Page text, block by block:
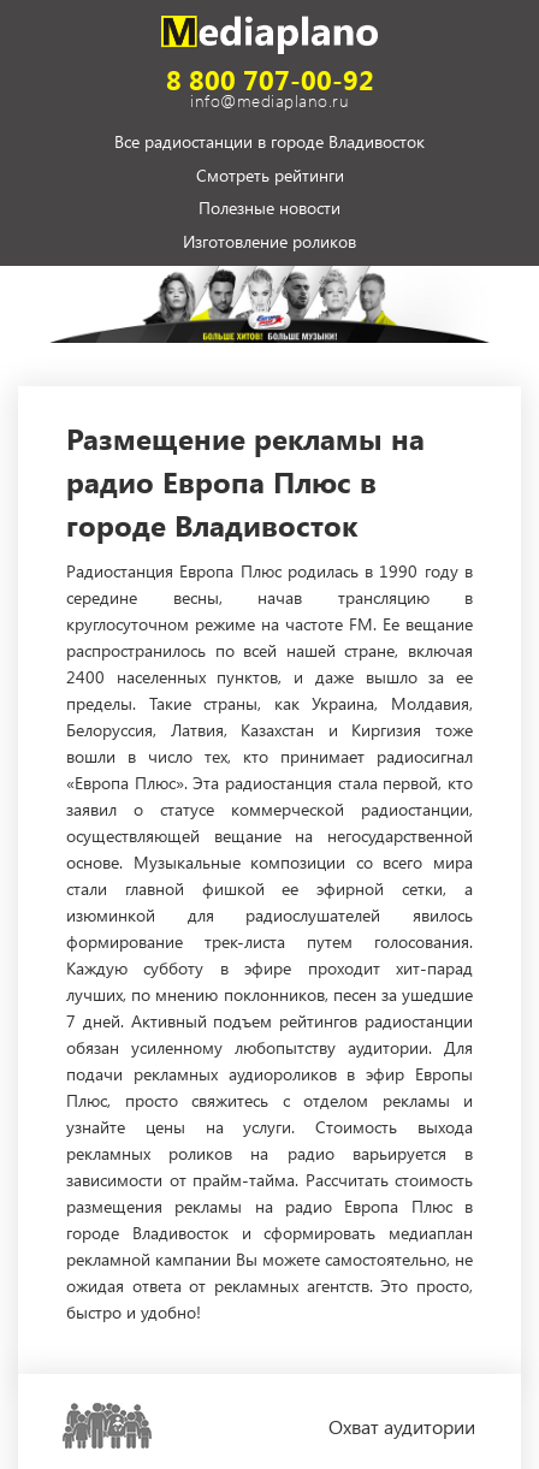
8 800 707-00-92
info@mediaplano.ru
Все радиостанции в городе Владивосток
Смотреть рейтинги
Полезные новости
Изготовление роликов
Размещение рекламы на
радио Европа Плюс в
городе Владивосток
Радиостанция Европа Плюс родилась в 1990 году в
середине весны, начав трансляцию в
круглосуточном режиме на частоте FM. Ее вещание
распространилось по всей нашей стране, включая
2400 населенных пунктов, и даже вышло за ее
пределы. Такие страны, как Украина, Молдавия,
Белоруссия, Латвия, Казахстан и Киргизия тоже
вошли в число тех, кто принимает радиосигнал
«Европа Плюс». Эта радиостанция стала первой, кто
заявил о статусе коммерческой радиостанции,
осуществляющей вещание на негосударственной
основе. Музыкальные композиции со всего мира
стали главной фишкой ее эфирной сетки, а
изюминкой для радиослушателей явилось
формирование трек-листа путем голосования.
Каждую субботу в эфире проходит хит-парад
лучших, по мнению поклонников, песен за ушедшие
7 дней. Активный подъем рейтингов радиостанции
обязан усиленному любопытству аудитории. Для
подачи рекламных аудиороликов в эфир Европы
Плюс, просто свяжитесь с отделом рекламы и
узнайте цены на услуги. Стоимость выхода
рекламных роликов на радио варьируется в
зависимости от прайм-тайма. Рассчитать стоимость
размещения рекламы на радио Европа Плюс в
городе Владивосток и сформировать медиаплан
рекламной кампании Вы можете самостоятельно, не
ожидая ответа от рекламных агентств. Это просто,
быстро и удобно!
Охватаудитории